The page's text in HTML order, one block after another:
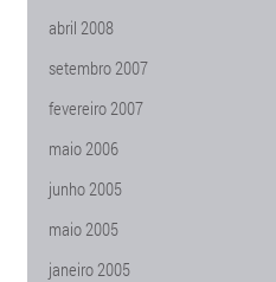
abril 2008
setembro 2007
fevereiro 2007
maio 2006
junho 2005
maio 2005
janeiro 2005